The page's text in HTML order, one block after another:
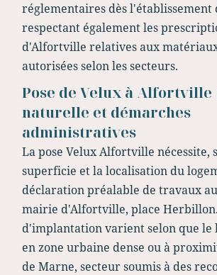
réglementaires dès l'établissement
respectant également les
d'Alfortville relatives aux
autorisées selon les secteurs.
Pose de Velux à
naturelle et démarches
administratives
La pose Velux Alfortville nécessite,
superficie et la localisation du
déclaration préalable de travaux
mairie d'Alfortville, place
d'implantation varient selon que le
en zone urbaine dense ou à
de Marne, secteur soumis à des